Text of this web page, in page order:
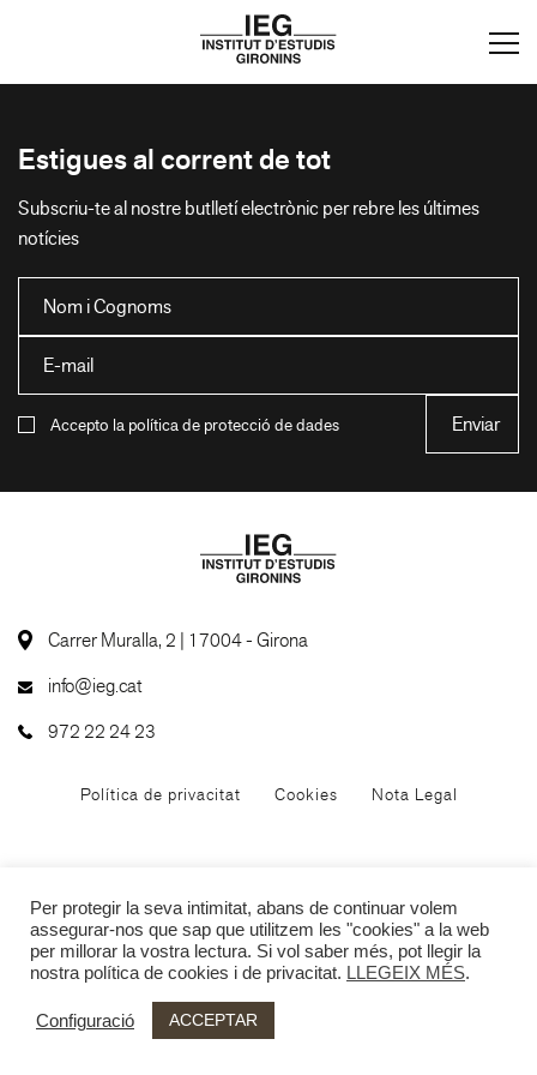
Estigues al corrent de tot
Subscriu-te al nostre butlletí electrònic per rebre les últimes
notícies
Accepto la política de protecció de dades
Carrer Muralla, 2 | 17004 - Girona
info@ieg.cat
972 22 24 23
Política de privacitat Cookies Nota Legal
Per protegir la seva intimitat, abans de continuar volem
assegurar-nos que sap que utilitzem les "cookies" a la web
per millorar la vostra lectura. Si vol saber més, pot llegir la
nostra política de cookies i de privacitat. LLEGEIX MÉS.
Configuració ACCEPTAR